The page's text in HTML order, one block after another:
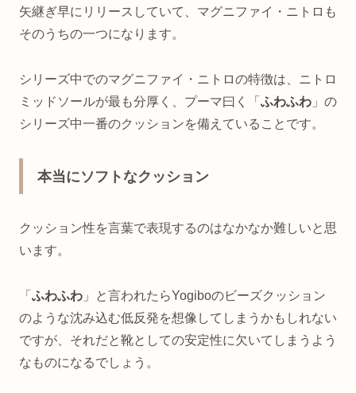
矢継ぎ早にリリースしていて、マグニファイ・ニトロも
そのうちの一つになります。
シリーズ中でのマグニファイ・ニトロの特徴は、ニトロ
ミッドソールが最も分厚く、プーマ曰く「 ふわふわ 」の
シリーズ中一番のクッションを備えていることです。
本当にソフトなクッション
クッション性を言葉で表現するのはなかなか難しいと思
います。
「 ふわふわ 」と言われたらYogiboのビーズクッション
のような沈み込む低反発を想像してしまうかもしれない
ですが、それだと靴としての安定性に欠いてしまうよう
なものになるでしょう。